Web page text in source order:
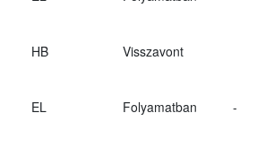
HB
Visszavont
EL Folyamatban -